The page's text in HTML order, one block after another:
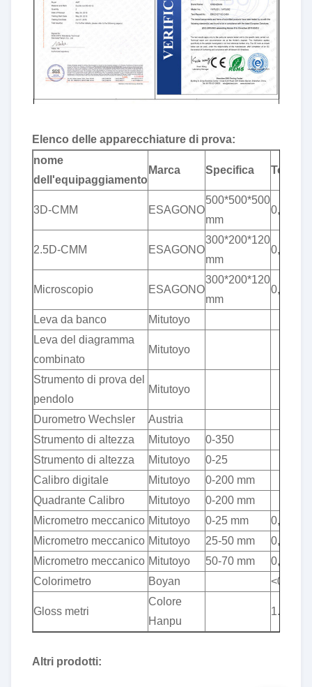
Elenco delle apparecchiature di prova:
nome
dell'equipaggiamento
Marca Specifica
3D-CMM ESAGONO
500*500*500
mm
0,001
2.5D-CMM ESAGONO
300*200*120
mm
0,001
Microscopio ESAGONO
300*200*120
mm
0,001
Leva da banco
Mitutoyo
Leva del diagramma
combinato
Mitutoyo
Strumento di prova del
pendolo
Mitutoyo
Durometro Wechsler
Austria
Strumento di altezza
Mitutoyo
0-350
Strumento di altezza
Mitutoyo
0-25
Calibro digitale
Mitutoyo
0-200 mm
Quadrante Calibro
Mitutoyo
0-200 mm
Micrometro meccanico Mitutoyo 0-25 mm
0,001
Micrometro meccanico Mitutoyo 25-50 mm
0,001
Micrometro meccanico Mitutoyo 50-70 mm
0,001
Colorimetro
Boyan <0,05
Gloss metri
Colore
Hanpu
1.5
Altri prodotti: